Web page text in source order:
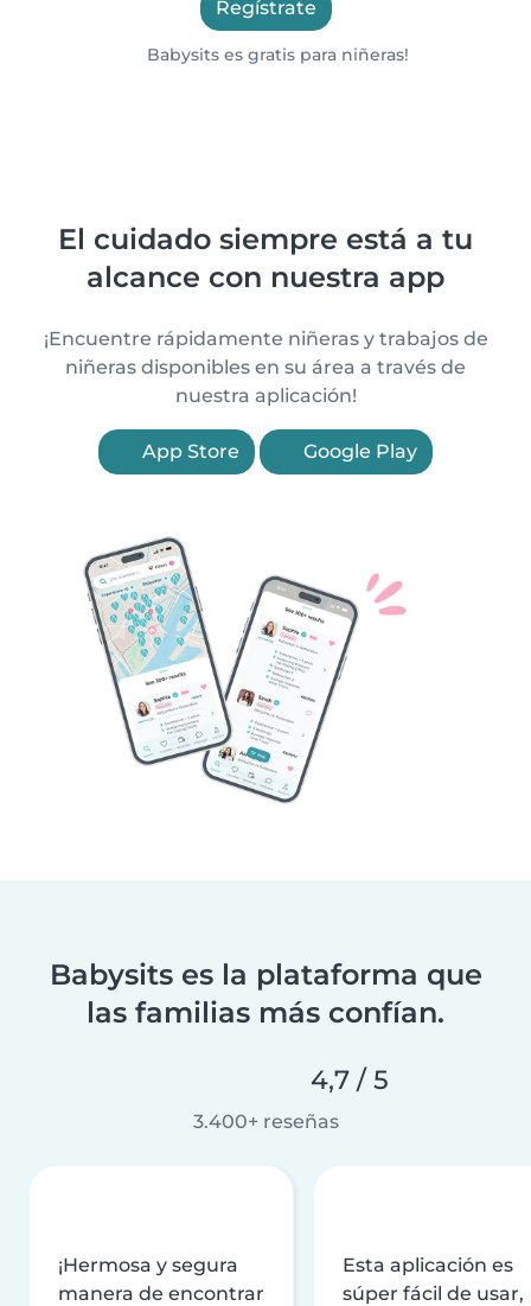
Regístrate
Babysits es gratis para niñeras!
El cuidado siempre está a tu
alcance con nuestra app
¡Encuentre rápidamente niñeras y trabajos de
niñeras disponibles en su área a través de
nuestra aplicación!
App Store Google Play
Babysits es la plataforma que
las familias más confían.
4,7 / 5
3.400+ reseñas
¡Hermosa y segura
manera de encontrar
Esta aplicación es
súper fácil de usar,